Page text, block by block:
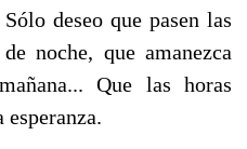
deseo que pasen las
noche, que amanezca
Que las horas
esperanza.